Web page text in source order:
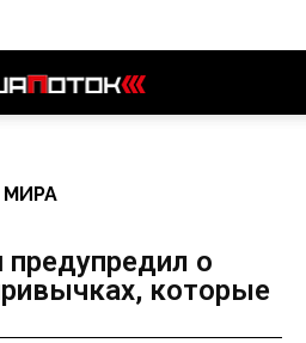
о
которые